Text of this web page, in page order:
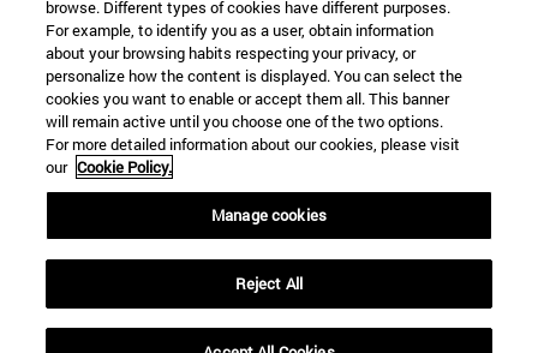
Campus Nueva York (IESE)
165 W 57th St 10019-2201 Nueva York EE.UU
+1 646 346 8850
Campus Munich (IESE)
Maria-Theresia-Straße 15 81675 Múnich Alemania
+49 89 24209790
Campus Sao Paulo (IESE)
Rua Martiniano de Carvalho, 573 01321001 Bela Vista Brasil
browse. Different types of cookies have different purposes.
For example, to identify you as a user, obtain information
about your browsing habits respecting your privacy, or
personalize how the content is displayed. You can select the
cookies you want to enable or accept them all. This banner
will remain active until you choose one of the two options.
For more detailed information about our cookies, please visit
our Cookie Policy.
Manage cookies
Reject All